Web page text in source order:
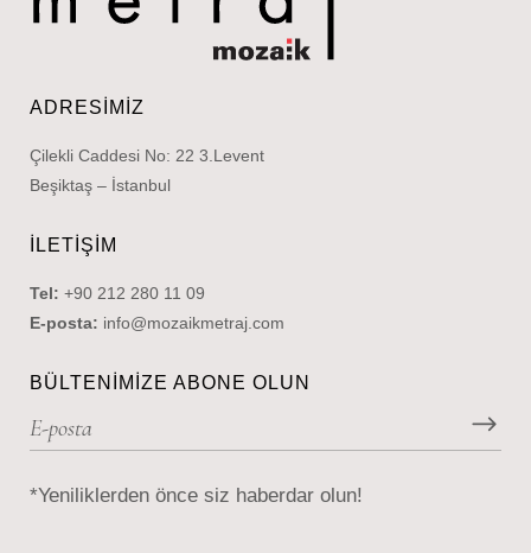
ADRESIMIZ
Çilekli Caddesi No: 22 3.Levent
Beşiktaş – İstanbul
İLETIŞIM
Tel: +90 212 280 11 09
E-posta: info@mozaikmetraj.com
BÜLTENIMIZE ABONE OLUN
*Yeniliklerden önce siz haberdar olun!